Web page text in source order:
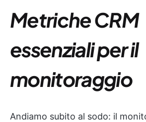
Metriche CRM
essenziali per il
monitoraggio
Andiamo subito al sodo: il